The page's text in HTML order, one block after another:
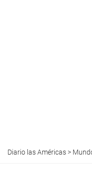
Diario las Américas>